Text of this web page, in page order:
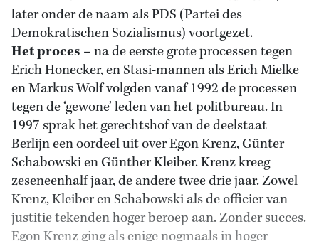
later onder de naam als PDS (Partei des
Demokratischen Sozialismus) voortgezet.
Het proces – na de eerste grote processen tegen
Erich Honecker, en Stasi-mannen als Erich Mielke
en Markus Wolf volgden vanaf 1992 de processen
tegen de ‘gewone’ leden van het politbureau. In
1997 sprak het gerechtshof van de deelstaat
Berlijn een oordeel uit over Egon Krenz, Günter
Schabowski en Günther Kleiber. Krenz kreeg
zeseneenhalf jaar, de andere twee drie jaar. Zowel
Krenz, Kleiber en Schabowski als de officier van
justitie tekenden hoger beroep aan. Zonder succes.
Egon Krenz ging als enige nogmaals in hoger